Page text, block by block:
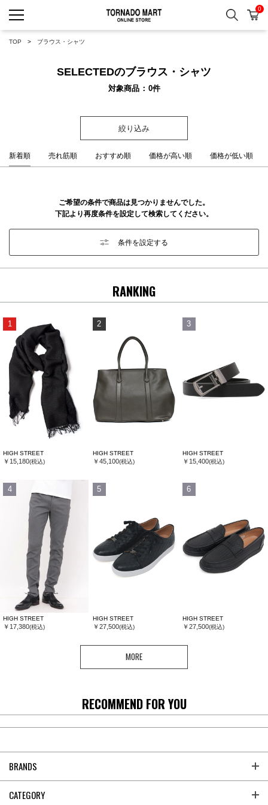
検索 カ
0
TOP ブラウス・シャツ
SELECTEDのブラウス・シャツ
対象商品 0件
絞り込み
新着順 売れ筋順 おすすめ順 価格が高い順 価格が低い順
ご希望の条件で商品は見つかりませんでした。
下記より再度条件を設定して検索してください。
条件を設定する
RANKING
1
HIGH STREET
￥15,180(税込)
2
HIGH STREET
￥45,100(税込)
3
HIGH STREET
￥15,400(税込)
4
HIGH STREET
￥17,380(税込)
5
HIGH STREET
￥27,500(税込)
6
HIGH STREET
￥27,500(税込)
MORE
RECOMMEND FOR YOU
BRANDS
CATEGORY